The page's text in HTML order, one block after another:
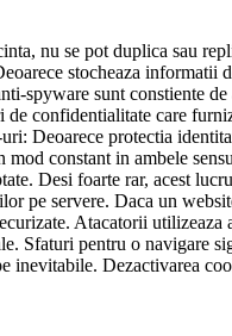
nu se pot duplica sau
stocheaza informatii
spyware sunt constiente de
de confidentialitate care
Deoarece protectia
mod constant in ambele
Desi foarte rar, acest
pe servere. Daca un
Atacatorii
Sfaturi pentru o navigare
inevitabile. Dezactivarea